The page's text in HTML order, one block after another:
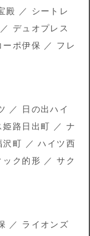
殿 ／ シートレ
デュオプレス
ポ伊保 ／ フレ
／ 日の出ハイ
路日出町 ／ ナ
沢町 ／ ハイツ西
ク的形 ／ サク
／ ライオンズ